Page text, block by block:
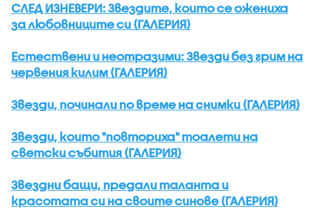
СЛЕД ИЗНЕВЕРИ: Звездите, които се ожениха
за любовниците си (ГАЛЕРИЯ)
Естествени и неотразими: Звезди без грим на
червения килим (ГАЛЕРИЯ)
Звезди, починали по време на снимки (ГАЛЕРИЯ)
Звезди, които "повториха" тоалети на
светски събития (ГАЛЕРИЯ)
Звездни бащи, предали таланта и
красотата си на своите синове (ГАЛЕРИЯ)